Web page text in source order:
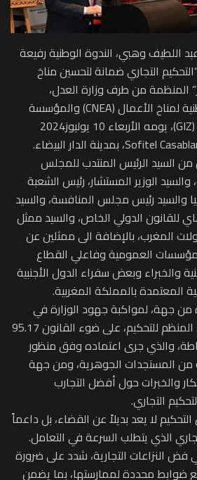
اللطيف وهبي، الندوة الوطنية رفيعة
التجاري ضمانة لتحسين مناخ
المنظمة من طرف وزارة العدل،
بالشراكة مع اللجنة الوطنية لمناخ الأعمال (CNEA) والمؤسسة
الألمانية للتعاون الدولي (GIZ)، يومه الأربعاء 10 يوليوز2024
السيد الرئيس المنتدب للمجلس
الوزير المستشار، رئيس الشعبة
والسيد رئيس مجلس المنافسة، والسيد
للقانون الدولي الخاص، والسيد ممثل
المغرب، بالإضافة الى ممثلين عن
العمومية وفاعلي القطاع
والخبراء وبعض سفراء الدول الأجنبية
المعتمدة بالمملكة المغربية.
من جهة، لمواكبة جهود الوزارة في
التعريف بالإطار القانوني المنظم للتحكيم، على ضوء القانون 95.17
والذي جرى اعتماده وفق منظور
المستجدات الجوهرية، ومن جهة
والخبرات حول أفضل التجارب
التجاري.
التحكيم لا يعد بديلاً عن القضاء، بل داعماً
الذي يتطلب السرعة في التعامل.
فض النزاعات التجارية، شدد على ضرورة
ضوابط محددة لممارستها، بما يضمن